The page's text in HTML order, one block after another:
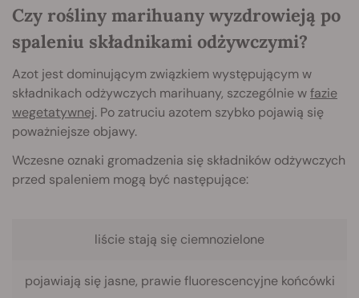
Czy rośliny marihuany wyzdrowieją po
spaleniu składnikami odżywczymi?
Azot jest dominującym związkiem występującym w
składnikach odżywczych marihuany, szczególnie wfazie
wegetatywnej. Po zatruciu azotem szybko pojawią się
poważniejsze objawy.
Wczesne oznaki gromadzenia się składników odżywczych
przed spaleniem mogą być następujące:
liście stają się ciemnozielone
pojawiają się jasne, prawie fluorescencyjne końcówki